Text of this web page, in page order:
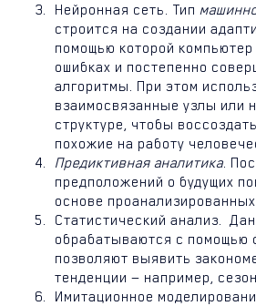
Нейронная сеть. Тип
строится на создании
помощью которой компьютер
ошибках и постепенно
алгоритмы. При этом
взаимосвязанные узлы или
структуре, чтобы
похожие на работу
Предиктивная аналитика.
предположений о будущих
основе
Статистический анализ.
обрабатываются с помощью
позволяют выявить
тенденции — например,
Имитационное